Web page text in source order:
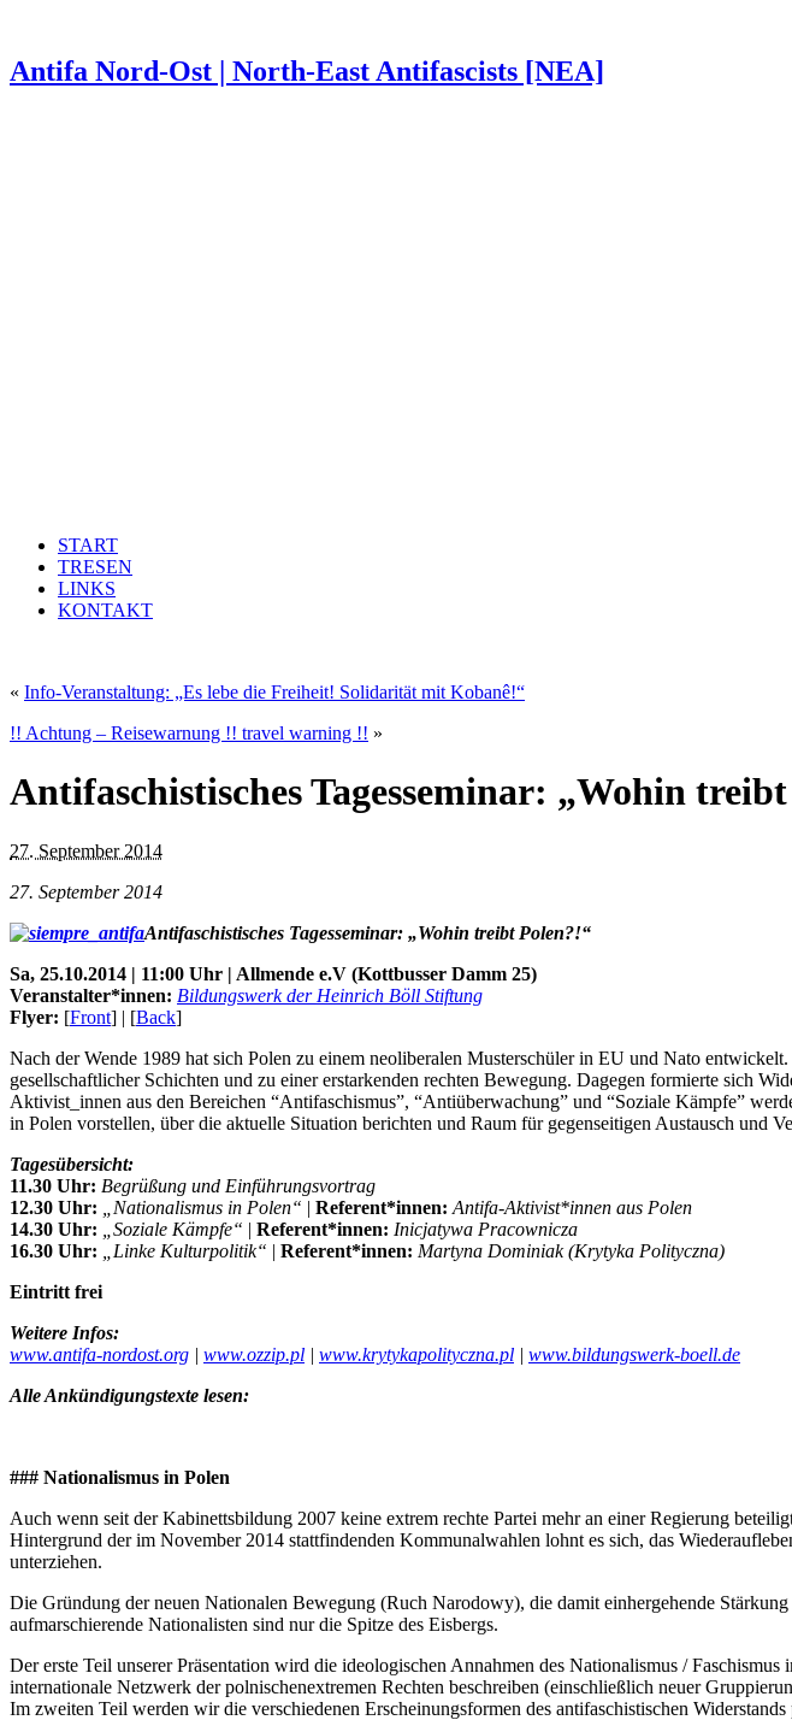
Antifa Nord-Ost | North-East Antifascists [NEA]
START
TRESEN
LINKS
KONTAKT
« Info-Veranstaltung: „Es lebe die Freiheit! Solidarität mit Kobanê!“
!! Achtung – Reisewarnung !! travel warning !! »
Antifaschistisches Tagesseminar: „Wohin
27. September 2014
27. September 2014
Antifaschistisches Tagesseminar: „Wohin treibt Polen?!“
Sa, 25.10.2014 | 11:00 Uhr | Allmende e.V (Kottbusser Damm 25)
Veranstalter*innen: Bildungswerk der Heinrich Böll Stiftung
Flyer: [Front] | [Back]
Nach der Wende 1989 hat sich Polen zu einem neoliberalen Musterschüler in EU und Nato
gesellschaftlicher Schichten und zu einer erstarkenden rechten Bewegung. Dagegen formierte sich
Aktivist_innen aus den Bereichen “Antifaschismus”, “Antiüberwachung” und “Soziale Kämpfe”
in Polen vorstellen, über die aktuelle Situation berichten und Raum für gegenseitigen Austausch und
Tagesübersicht:
11.30 Uhr: Begrüßung und Einführungsvortrag
12.30 Uhr:
„Nationalismus in Polen“ | Referent*innen: Antifa-Aktivist*innen aus Polen
14.30 Uhr:
„Soziale Kämpfe“ | Referent*innen: Inicjatywa Pracownicza
16.30 Uhr:
„Linke Kulturpolitik“ | Referent*innen: Martyna Dominiak (Krytyka Polityczna)
Eintritt frei
Weitere Infos:
www.antifa-nordost.org | www.ozzip.pl | www.krytykapolityczna.pl | www.bildungswerk-boell.de
Alle Ankündigungstexte lesen:
### Nationalismus in Polen
Auch wenn seit der Kabinettsbildung 2007 keine extrem rechte Partei mehr an einer Regierung
Hintergrund der im November 2014 stattfindenden Kommunalwahlen lohnt es sich, das
unterziehen.
Die Gründung der neuen Nationalen Bewegung (Ruch Narodowy), die damit einhergehende
aufmarschierende Nationalisten sind nur die Spitze des Eisbergs.
Der erste Teil unserer Präsentation wird die ideologischen Annahmen des Nationalismus /
internationale Netzwerk der polnischenextremen Rechten beschreiben (einschließlich neuer
Im zweiten Teil werden wir die verschiedenen Erscheinungsformen des antifaschistischen